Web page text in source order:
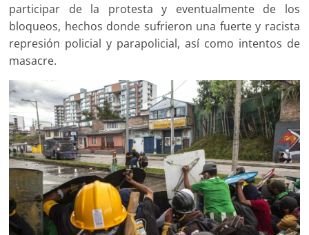
participar de la protesta y eventualmente de los
bloqueos, hechos donde sufrieron una fuerte y racista
represión policial y parapolicial, así como intentos de
masacre.